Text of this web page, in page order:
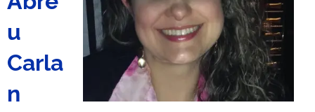
u
Carla
n